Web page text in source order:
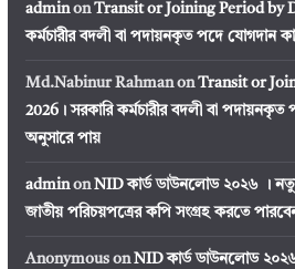
adminonTransit or Joining Period by
কর্মচারীর বদলী বা পদায়নকৃত পদে যোগদান
Md.Nabinur RahmanonTransit or
2026। সরকারি কর্মচারীর বদলী বা
অনুসারে পায়
adminonNID কার্ড ডাউনলোড ২০২৬ ।
জাতীয় পরিচয়পত্রের কপি সংগ্রহ করতে
AnonymousonNID কার্ড ডাউনলোড